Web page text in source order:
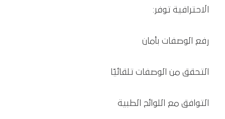
الاحترافية توفر:
رفع الوصفات بأمان
التحقق من الوصفات تلقائيًا
التوافق مع اللوائح الطبية